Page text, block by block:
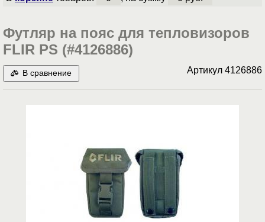
Футляр на пояс для тепловизоров
FLIR PS (#4126886)
В сравнение Артикул 4126886